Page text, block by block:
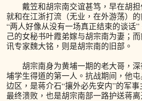
戴笠和胡宗南交谊甚笃，早在胡担
就和在江浙打流（无业，在外游荡）
“两人好像从没有一场真正结束的谈话
己的女秘书叶霞弟嫁与胡宗南为妻；
讯专家魏大铭，则是胡宗南的旧部。
胡宗南身为黄埔一期的老大哥，深
埔学生得道的第一人。抗战期间，他
边区，是蒋介石“攘外必先安内”的军
最终溃败，也是胡宗南部一路护送蒋离